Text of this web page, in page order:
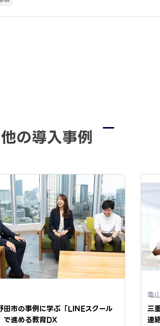
他の導入事例
田市の事例に学ぶ「LINEスクール
で進める教育DX
亀
三
連